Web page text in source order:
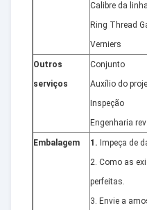
Calibre da
Ring Thread
Verniers
Outros
serviços
Conjunto
Auxílio do
Inspeção
Engenharia
Embalagem 1. Impeça de
2. Como as
perfeitas.
3. Envie a